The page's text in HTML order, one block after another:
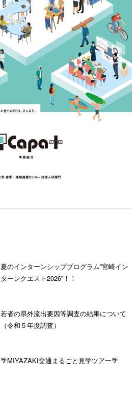
夏のインターンシッププログラム”宮崎イン
ターンクエスト2026”！！
若者の県外流出要因等調査の結果について
（令和５年度調査）
🌴MIYAZAKI交通まるごと見学ツアー🌴